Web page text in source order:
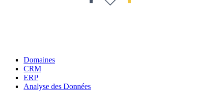
Domaines
CRM
ERP
Analyse des Données